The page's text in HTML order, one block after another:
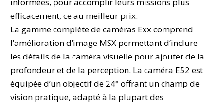
efficacement, ce au meilleur prix.
La gamme complète de caméras Exx comprend
l’amélioration d’image MSX permettant d’inclure
les détails de la caméra visuelle pour ajouter de la
profondeur et de la perception. La caméra E52 est
équipée d’un objectif de 24° offrant un champ de
vision pratique, adapté à la plupart des